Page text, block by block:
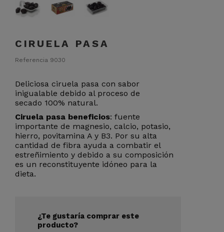
CIRUELA PASA
Referencia 9030
Deliciosa ciruela pasa con sabor
inigualable debido al proceso de
secado 100% natural.
Ciruela pasa beneficios: fuente
importante de magnesio, calcio, potasio,
hierro, povitamina A y B3. Por su alta
cantidad de fibra ayuda a combatir el
estreñimiento y debido a su composición
es un reconstituyente idóneo para la
dieta.
¿Te gustaría comprar este
producto?